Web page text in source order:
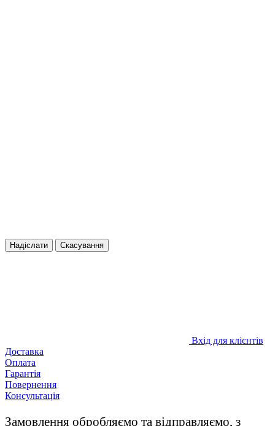
Надіслати Скасування
Вхід для клієнтів
Доставка
Оплата
Гарантія
Повернення
Консультація
Замовлення обробляємо та відправляємо, з